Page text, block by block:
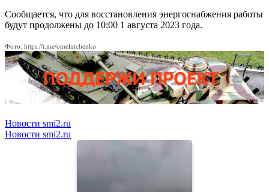
Сообщается, что для восстановления энергоснабжения работы
будут продолжены до 10:00 1 августа 2023 года.
Фото: https://t.me/omelnichenko
Новости smi2.ru
Новости smi2.ru